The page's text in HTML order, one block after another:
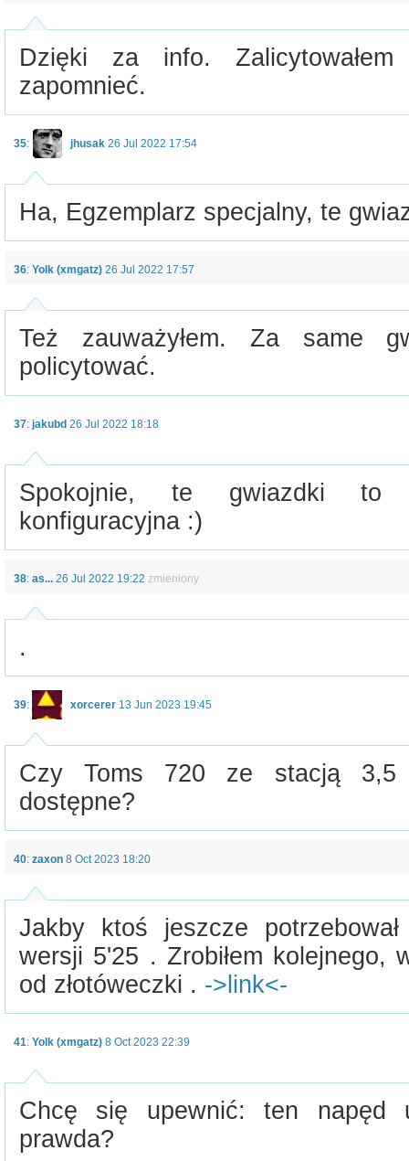
Dzięki za info.
zapomnieć.
35: jhusak 26 Jul 2022 17:54
Ha, Egzemplarz specjalny, te
36: Yolk (xmgatz) 26 Jul 2022 17:57
Też zauważyłem. Za same
policytować.
37: jakubd 26 Jul 2022 18:18
Spokojnie, te gwiazdki to
konfiguracyjna :)
38: as... 26 Jul 2022 19:22 zmieniony
.
39: xorcerer 13 Jun 2023 19:45
Czy Toms 720 ze stacją 3,5
dostępne?
40: zaxon 8 Oct 2023 18:20
Jakby ktoś jeszcze
wersji 5'25 . Zrobiłem kolejnego,
od złotóweczki . ->link<-
41: Yolk (xmgatz) 8 Oct 2023 22:39
Chcę się upewnić: ten napęd
prawda?